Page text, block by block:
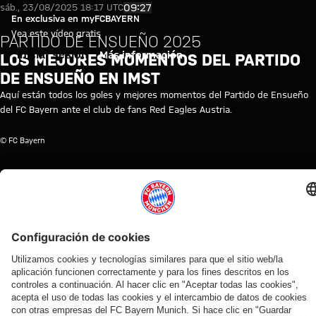
Vídeo-resumen: Red Eagles
Reproducir vídeo
En exclusiva en myFCBAYERN
Vea este vídeo gratis
Iniciar sesión Más información
sáb., 23/08/2025 18:17 UTC09:27
PARTIDO DE ENSUEÑO 2025
LOS MEJORES MOMENTOS DEL PARTIDO
DE ENSUEÑO EN IMST
Aquí están todos los goles y mejores momentos del Partido de Ensueño
del FC Bayern ante el club de fans Red Eagles Austria.
© FC Bayern
TEMAS DE ESTE VÍDEO
PRIMER
EQUIPO
MYFCBAYERN
VÍDEOS RELACIONADOS
Vídeo
AUDI
FOOTBALL
SUMMIT
Los
Vídeo
Entrevista
AUDI
SUMMER
TOUR
Kompany:
Vídeo
ENTRE
BASTIDORES
Así fueron
los días del
Vídeo
EN
VÍDEO
La
rueda
Vídeo
EN
DIFERIDO
La rueda
de
Vídeo
PRETEMPORADA
2026/27
El resumen del
amistoso en
Vídeo
AUDI
FOOTBALL
SUMMIT
Los
Vídeo
PRETEMPORADA
2026/27
El resumen del
amistoso en